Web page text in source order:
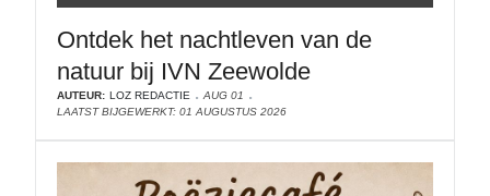
Ontdek het nachtleven van de
natuur bij IVN Zeewolde
AUTEUR: LOZ REDACTIE
AUG 01
LAATST BIJGEWERKT: 01 AUGUSTUS 2026